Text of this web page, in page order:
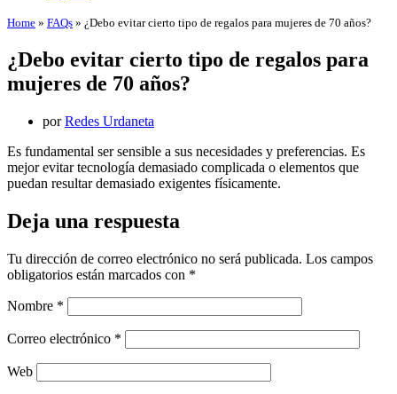
Home » FAQs » ¿Debo evitar cierto tipo de regalos para mujeres de 70 años?
¿Debo evitar cierto tipo de regalos para
mujeres de 70 años?
porRedes Urdaneta
Es fundamental ser sensible a sus necesidades y preferencias. Es
mejor evitar tecnología demasiado complicada o elementos que
puedan resultar demasiado exigentes físicamente.
Deja una respuesta
Tu dirección de correo electrónico no será publicada. Los campos
obligatorios están marcados con *
Nombre *
Correo electrónico *
Web